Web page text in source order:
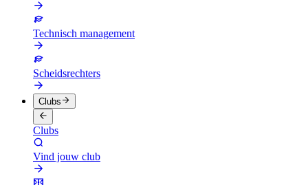
Technisch management
Scheidsrechters
Clubs
Clubs
Vind jouw club